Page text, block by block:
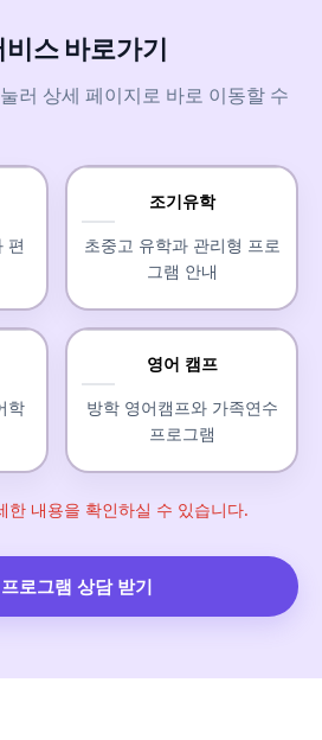
스 바로가기
러 상세 페이지로 바로 이동할 수
편
조기유학
초중고 유학과 관리형 프로
그램 안내
학
영어 캠프
방학 영어캠프와 가족연수
프로그램
내용을 확인하실 수 있습니다.
로그램 상담 받기